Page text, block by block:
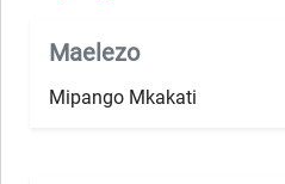
Maelezo
Mipango Mkakati